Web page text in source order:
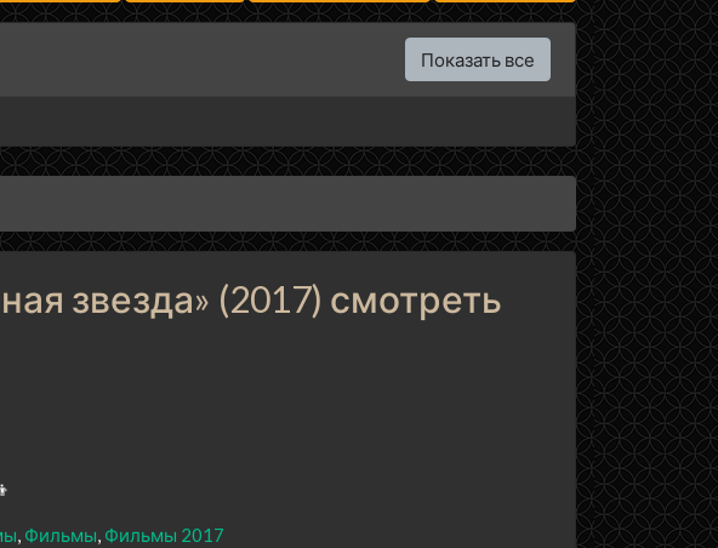
Показать все
звезда» (2017) смотреть
Фильмы Фильмы 2017